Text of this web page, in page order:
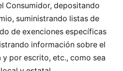
Consumidor, depositando
suministrando listas de
de exenciones específicas
información sobre el
por escrito, etc., como sea